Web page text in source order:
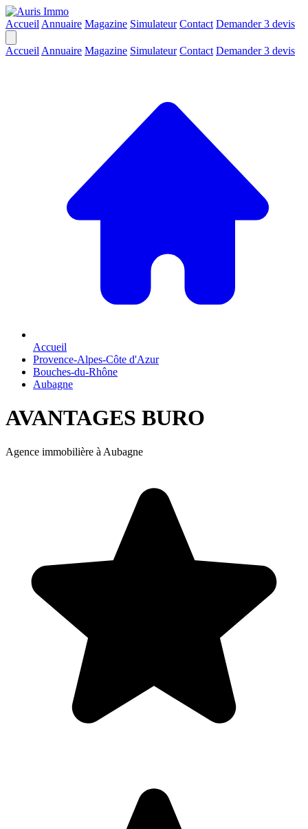
Accueil Annuaire Magazine Simulateur Contact Demander 3 devis
Accueil Annuaire Magazine Simulateur Contact Demander 3 devis
Accueil
Provence-Alpes-Côte d'Azur
Bouches-du-Rhône
Aubagne
AVANTAGES BURO
Agence immobilière à Aubagne